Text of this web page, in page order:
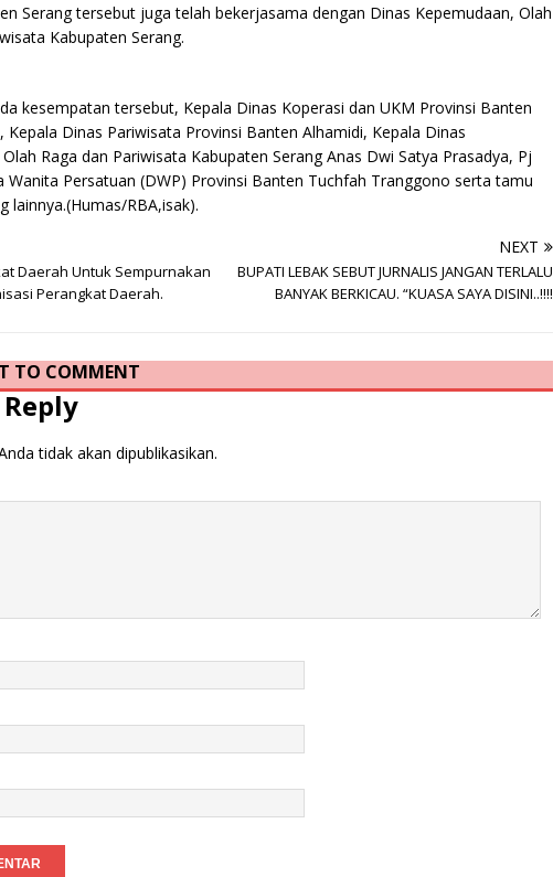
Serang tersebut juga telah bekerjasama dengan Dinas Kepemudaan, Olah
Kabupaten Serang.
kesempatan tersebut, Kepala Dinas Koperasi dan UKM Provinsi Banten
Kepala Dinas Pariwisata Provinsi Banten Alhamidi, Kepala Dinas
Raga dan Pariwisata Kabupaten Serang Anas Dwi Satya Prasadya, Pj
Wanita Persatuan (DWP) Provinsi Banten Tuchfah Tranggono serta tamu
lainnya.(Humas/RBA,isak).
Daerah Untuk Sempurnakan
Perangkat Daerah.
NEXT
BUPATI LEBAK SEBUT JURNALIS JANGAN TERLALU
BANYAK BERKICAU. “KUASA SAYA DISINI..!!!!
TO COMMENT
tidak akan dipublikasikan.